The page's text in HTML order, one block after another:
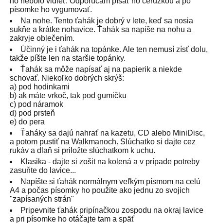
písomke ho vygumovať.
Na nohe. Tento ťahák je dobrý v lete, keď sa nosia
sukňe a krátke nohavice. Ťahák sa napíše na nohu a
zakryje oblečením.
Účinný je i ťahák na topánke. Ale ten nemusí zísť dolu,
takže píšte len na staršie topánky.
Ťahák sa môže napísať aj na papierik a niekde
schovať. Niekoľko dobrých skrýš:
a) pod hodinkami
b) ak máte vrkoč, tak pod gumičku
c) pod náramok
d) pod prsteň
e) do pera
Ťaháky sa dajú nahrať na kazetu, CD alebo MiniDisc,
a potom pustiť na Walkmanoch. Slúchatko si dajte cez
rukáv a dlaň si priložte slúchatkom k uchu.
Klasika - dajte si zošit na kolená a v prípade potreby
zasuňte do lavice...
Napíšte si ťahák normálnym veľkým písmom na celú
A4 a počas písomky ho použite ako jednu zo svojich
"zapísaných strán"
Pripevnite ťahák pripínačkou zospodu na okraj lavice
a pri písomke ho otáčajte tam a späť